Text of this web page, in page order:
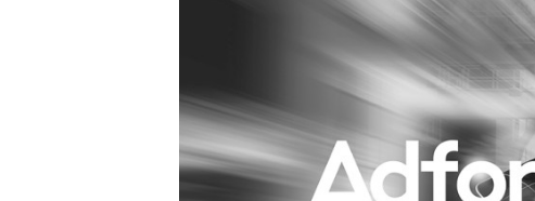
Gedragsverandering
Influencer marketing
Interne communicatie